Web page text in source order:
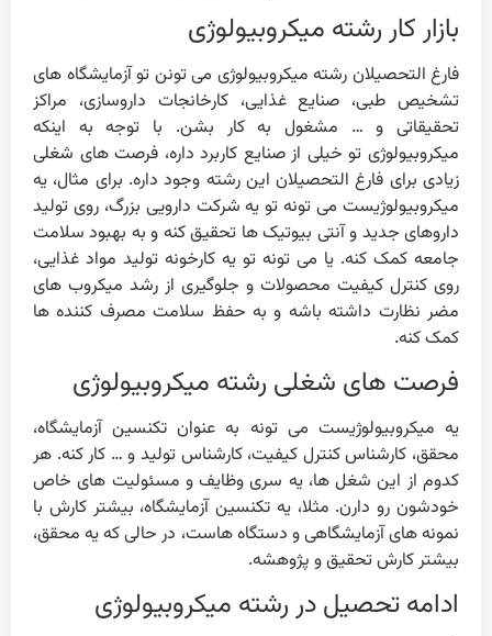
بازار کار رشته میکروبیولوژی
فارغ التحصیلان رشته میکروبیولوژی می تونن تو آزمایشگاه های
تشخیص طبی، صنایع غذایی، کارخانجات داروسازی، مراکز
تحقیقاتی و … مشغول به کار بشن. با توجه به اینکه
میکروبیولوژی تو خیلی از صنایع کاربرد داره، فرصت های شغلی
زیادی برای فارغ التحصیلان این رشته وجود داره. برای مثال، یه
میکروبیولوژیست می تونه تو یه شرکت دارویی بزرگ، روی تولید
داروهای جدید و آنتی بیوتیک ها تحقیق کنه و به بهبود سلامت
جامعه کمک کنه. یا می تونه تو یه کارخونه تولید مواد غذایی،
روی کنترل کیفیت محصولات و جلوگیری از رشد میکروب های
مضر نظارت داشته باشه و به حفظ سلامت مصرف کننده ها
کمک کنه.
فرصت های شغلی رشته میکروبیولوژی
یه میکروبیولوژیست می تونه به عنوان تکنسین آزمایشگاه،
محقق، کارشناس کنترل کیفیت، کارشناس تولید و … کار کنه. هر
کدوم از این شغل ها، یه سری وظایف و مسئولیت های خاص
خودشون رو دارن. مثلا، یه تکنسین آزمایشگاه، بیشتر کارش با
نمونه های آزمایشگاهی و دستگاه هاست، در حالی که یه محقق،
بیشتر کارش تحقیق و پژوهشه.
ادامه تحصیل در رشته میکروبیولوژی